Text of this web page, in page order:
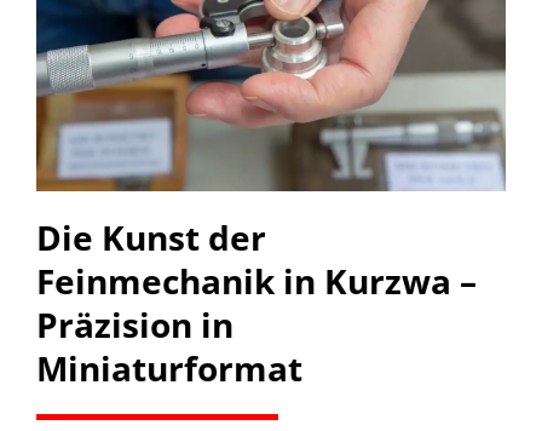
Die Kunst der
Feinmechanik in Kurzwa –
Präzision in
Miniaturformat